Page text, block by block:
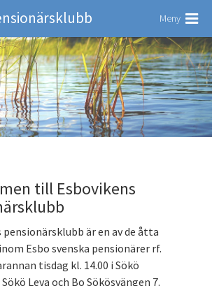
Meny
till Esbovikens
pensionärsklubb är en av de åtta
Esbo svenska pensionärer rf.
tisdag kl. 14.00 i Sökö
Leva och Bo Sökösvängen 7.